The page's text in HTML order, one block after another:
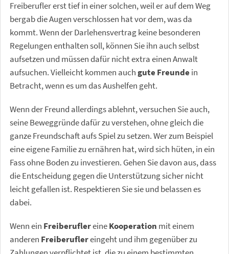
Freiberufler erst tief in einer solchen, weil er auf dem Weg
bergab die Augen verschlossen hat vor dem, was da
kommt. Wenn der Darlehensvertrag keine besonderen
Regelungen enthalten soll, können Sie ihn auch selbst
aufsetzen und müssen dafür nicht extra einen Anwalt
aufsuchen. Vielleicht kommen auchgute Freundein
Betracht, wenn es um das Aushelfen geht.
Wenn der Freund allerdings ablehnt, versuchen Sie auch,
seine Beweggründe dafür zu verstehen, ohne gleich die
ganze Freundschaft aufs Spiel zu setzen. Wer zum Beispiel
eine eigene Familie zu ernähren hat, wird sich hüten, in ein
Fass ohne Boden zu investieren. Gehen Sie davon aus, dass
die Entscheidung gegen die Unterstützung sicher nicht
leicht gefallen ist. Respektieren Sie sie und belassen es
dabei.
Wenn ein FreiberuflereineKooperation mit einem
anderen Freiberuflereingeht und ihm gegenüber zu